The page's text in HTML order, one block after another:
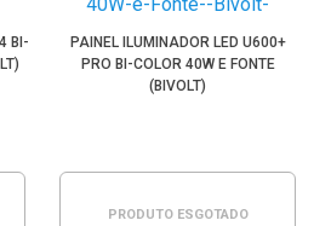
BI-
PAINEL ILUMINADOR LED U600+
PRO BI-COLOR 40W E FONTE
(BIVOLT)
PRODUTO ESGOTADO